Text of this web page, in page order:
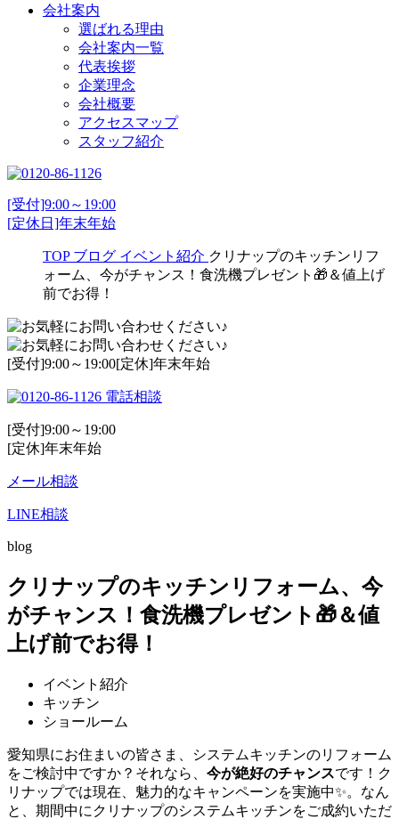
会社案内
選ばれる理由
会社案内一覧
代表挨拶
企業理念
会社概要
アクセスマップ
スタッフ紹介
[受付]9:00～19:00
[定休日]年末年始
TOP ブログ イベント紹介 クリナップのキッチンリフ
ォーム、今がチャンス！食洗機プレゼント🎁＆値上げ
前でお得！
[受付]9:00～19:00[定休]年末年始
電話相談
[受付]9:00～19:00
[定休]年末年始
メール相談
LINE相談
blog
クリナップのキッチンリフォーム、今
がチャンス！食洗機プレゼント🎁＆値
上げ前でお得！
イベント紹介
キッチン
ショールーム
愛知県にお住まいの皆さま、システムキッチンのリフォーム
をご検討中ですか？それなら、 今が絶好のチャンスです！ク
リナップでは現在、魅力的なキャンペーンを実施中✨。なん
と、期間中にクリナップのシステムキッチンをご成約いただ